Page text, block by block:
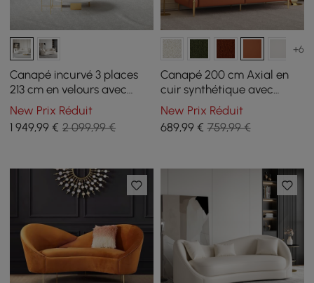
Canapé incurvé 3 places
213 cm en velours avec
coussins
New Prix Réduit
1 949,99 € 2 099,99 €
+6
Canapé 200 cm Axial en
cuir synthétique avec
pieds dorés et coussins
New Prix Réduit
689,99€ 759,99 €